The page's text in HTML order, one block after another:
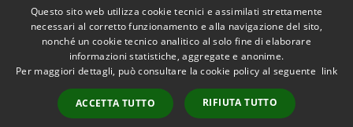
protocollo@pec.comune.sant-agata-li-battiati.ct.it
Accessibilità
Copyright © 2026 • Comune di
Sant'Agata Li Battiati •
Powered byMunicipium
Accesso redazione
Questo sito web utilizza cookie tecnici e assimilati strettamente
necessari al corretto funzionamento e alla navigazione del sito,
nonché un cookie tecnico analitico al solo fine di elaborare
informazioni statistiche, aggregate e anonime.
Per maggiori dettagli, può consultare la cookie policy al seguente link
ACCETTA TUTTO RIFIUTA TUTTO